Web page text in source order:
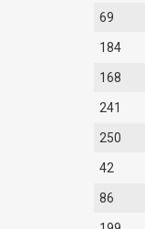
69
184
168
241
250
42
86